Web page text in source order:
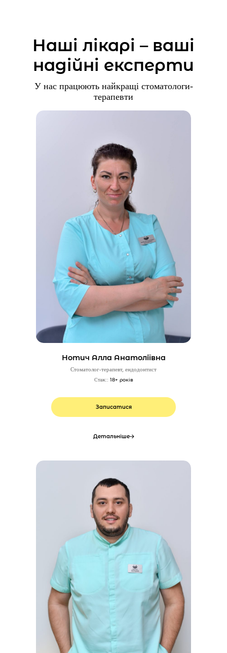
Наші лікарі – ваші
надійні експерти
У нас працюють найкращі стоматологи-
терапевти
Нотич Алла Анатоліївна
Стоматолог-терапевт, ендодонтист
Стаж:: 18+ років
Записатися
Детальніше